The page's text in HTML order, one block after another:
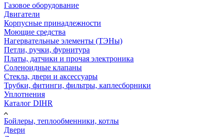
Газовое оборудование
Двигатели
Корпусные принадлежности
Моющие средства
Нагервательные элементы (ТЭНы)
Петли, ручки, фурнитура
Платы, датчики и прочая электроника
Соленоидные клапаны
Стекла, двери и аксессуары
Трубки, фитинги, фильтры, каплесборники
Уплотнения
Каталог DIHR
Бойлеры, теплообменники, котлы
Двери